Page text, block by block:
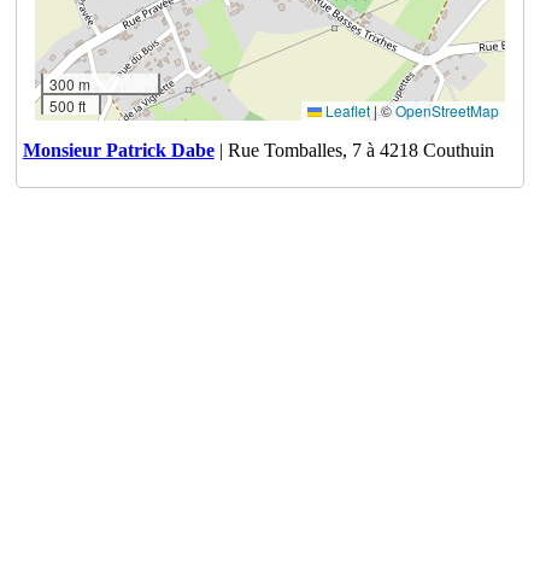
300 m
500 ft
Leaflet |©OpenStreetMap
Monsieur Patrick Dabe| Rue Tomballes, 7 à 4218 Couthuin